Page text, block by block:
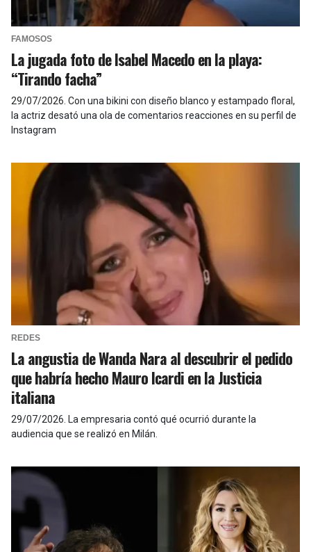
FAMOSOS
La jugada foto de Isabel Macedo en la playa:
“Tirando facha”
29/07/2026 Con una bikini con diseño blanco y estampado floral,
la actriz desató una ola de comentarios reacciones en su perfil de
Instagram
REDES
La angustia de Wanda Nara al descubrir el pedido
que habría hecho Mauro Icardi en la Justicia
italiana
29/07/2026 La empresaria contó qué ocurrió durante la
audiencia que se realizó en Milán.